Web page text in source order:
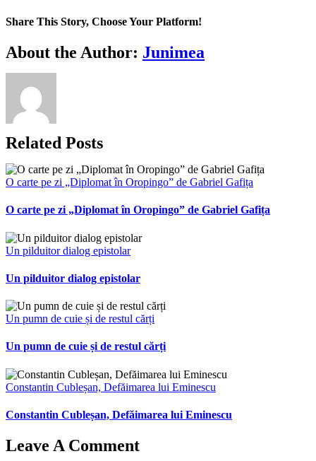
Share This Story, Choose Your Platform!
Facebook
X
Bluesky
Reddit
LinkedIn
WhatsApp
Telegram
Tumblr
Xing
Email
Copy
Link
About the Author: Junimea
Related Posts
O carte pe zi „Diplomat în Oropingo” de Gabriel Gafița
O carte pe zi „Diplomat în Oropingo” de Gabriel Gafița
Un pilduitor dialog epistolar
Un pilduitor dialog epistolar
Un pumn de cuie și de restul cărți
Un pumn de cuie și de restul cărți
Constantin Cubleșan, Defăimarea lui Eminescu
Constantin Cubleșan, Defăimarea lui Eminescu
Leave A Comment